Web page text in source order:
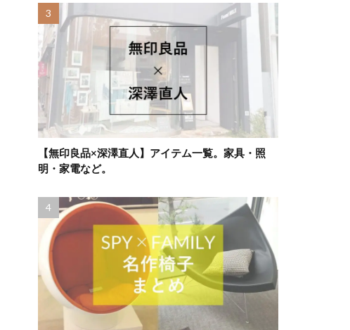
【無印良品×深澤直人】アイテム一覧。家具・照
明・家電など。